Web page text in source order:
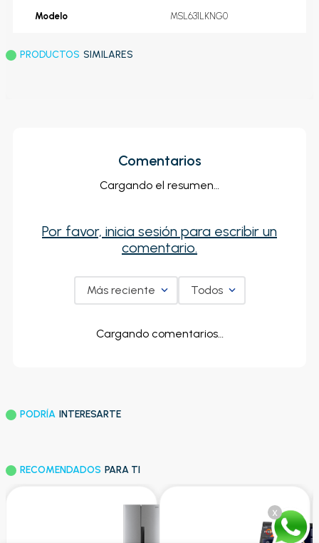
x
Modelo MSL631LKNG0
PRODUCTOS SIMILARES
Comentarios
Cargando el resumen…
Por favor, inicia sesión para escribir un
comentario.
Más reciente Todos
Cargando comentarios…
PODRÍA INTERESARTE
RECOMENDADOS PARA TI